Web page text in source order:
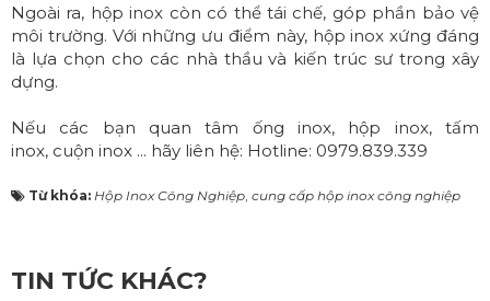
Ngoài ra, hộp inox còn có thể tái chế, góp phần bảo vệ
môi trường. Với những ưu điểm này, hộp inox xứng đáng
là lựa chọn cho các nhà thầu và kiến trúc sư trong xây
dựng.
Nếu các bạn quan tâm ống inox, hộp inox,tấm
inox, cuộn inox ... hãy liên hệ: Hotline: 0979.839.339
Từ khóa: Hộp Inox Công Nghiệp cung cấp hộp inox công nghiệp
TIN TỨC KHÁC?